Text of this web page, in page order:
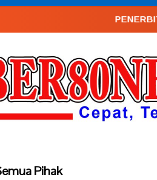
PENERBIT : PT. DENI
Pihak